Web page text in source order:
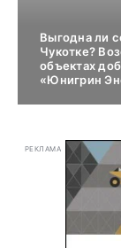
Выгодна ли
Чукотке?
объектах
«Юнигрин
РЕКЛАМА